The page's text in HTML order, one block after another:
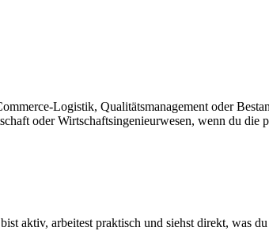
Logistik, Qualitätsmanagement oder
oder Wirtschaftsingenieurwesen, wenn du die
aktiv, arbeitest praktisch und siehst direkt, was